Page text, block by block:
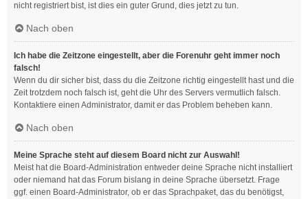
nicht registriert bist, ist dies ein guter Grund, dies jetzt zu tun.
Nach oben
Ich habe die Zeitzone eingestellt, aber die Forenuhr geht immer noch
falsch!
Wenn du dir sicher bist, dass du die Zeitzone richtig eingestellt hast und die
Zeit trotzdem noch falsch ist, geht die Uhr des Servers vermutlich falsch.
Kontaktiere einen Administrator, damit er das Problem beheben kann.
Nach oben
Meine Sprache steht auf diesem Board nicht zur Auswahl!
Meist hat die Board-Administration entweder deine Sprache nicht installiert
oder niemand hat das Forum bislang in deine Sprache übersetzt. Frage
ggf. einen Board-Administrator, ob er das Sprachpaket, das du benötigst,